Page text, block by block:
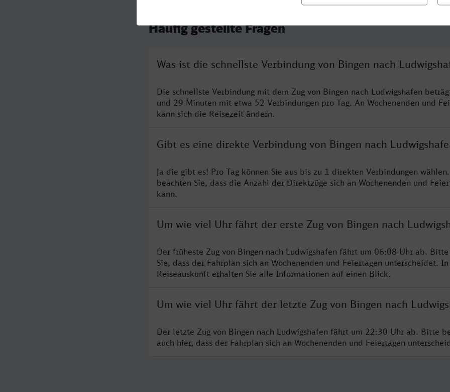
Häufig gestellte Fragen
Was ist die schnellste Verbindung von Bingen nach
Die schnellste Verbindung mit dem Zug von Bingen nach Ludwigshafen
und 29 Minuten mit etwa 52 Verbindungen pro Tag. An Wochenenden und
kann sich die Reisezeit ändern.
Gibt es eine direkte Verbindung von Bingen nach
Ja die gibt es! Pro Tag können Sie aus bis zu 1 direkten Verbindungen
beachten Sie, dass die Anzahl der Direktzüge sich an Wochenenden und
kann.
Um wie viel Uhr fährt der erste Zug von Bingen nach
Der früheste Zug von Bingen nach Ludwigshafen fährt um 06:08 Uhr ab.
Sie, dass der Fahrplan sich an Wochenenden und Feiertagen unterscheidet.
Reiseauskunft erhalten Sie alle Informationen auf einen Blick.
Um wie viel Uhr fährt der letzte Zug von Bingen nach
Der letzte Zug von Bingen nach Ludwigshafen fährt um 22:30 Uhr ab. Bitte
auch hier, dass der Fahrplan sich an Wochenenden und Feiertagen